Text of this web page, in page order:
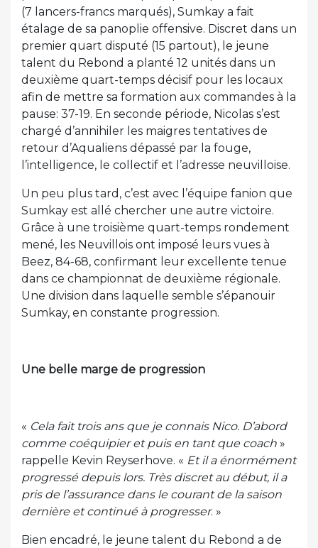
(7 lancers-francs marqués), Sumkay a fait
étalage de sa panoplie offensive. Discret dans un
premier quart disputé (15 partout), le jeune
talent du Rebond a planté 12 unités dans un
deuxième quart-temps décisif pour les locaux
afin de mettre sa formation aux commandes à la
pause: 37-19. En seconde période, Nicolas s’est
chargé d’annihiler les maigres tentatives de
retour d’Aqualiens dépassé par la fouge,
l’intelligence, le collectif et l’adresse neuvilloise.
Un peu plus tard, c’est avec l’équipe fanion que
Sumkay est allé chercher une autre victoire.
Grâce à une troisième quart-temps rondement
mené, les Neuvillois ont imposé leurs vues à
Beez, 84-68, confirmant leur excellente tenue
dans ce championnat de deuxième régionale.
Une division dans laquelle semble s’épanouir
Sumkay, en constante progression.
Une belle marge de progression
« Cela fait trois ans que je connais Nico. D’abord
comme coéquipier et puis en tant que coach »
rappelle Kevin Reyserhove. « Et il a énormément
progressé depuis lors. Très discret au début, il a
pris de l’assurance dans le courant de la saison
dernière et continué à progresser. »
Bien encadré, le jeune talent du Rebond a de